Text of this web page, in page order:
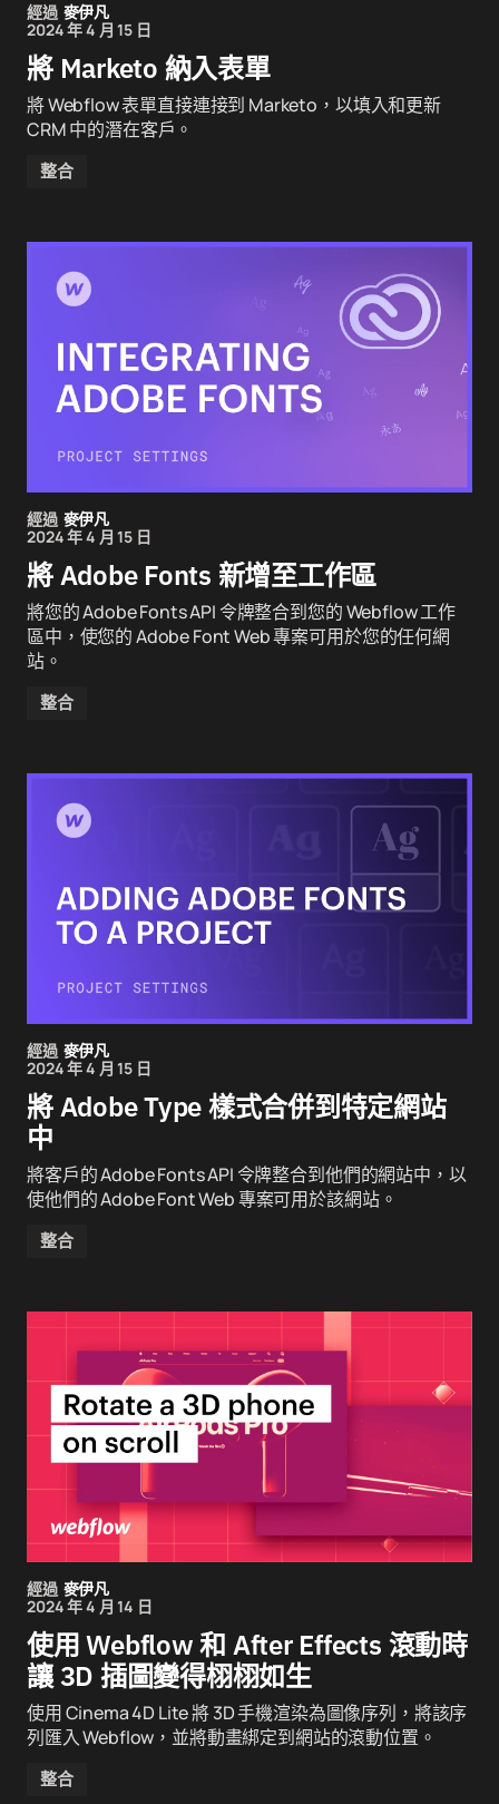
經過 麥伊凡
2024 年 4 月 15 日
將 Marketo 納入表單
將 Webflow 表單直接連接到 Marketo，以填入和更新
CRM 中的潛在客戶。
整合
經過 麥伊凡
2024 年 4 月 15 日
將 Adobe Fonts 新增至工作區
將您的 Adobe Fonts API 令牌整合到您的 Webflow 工作
區中，使您的 Adobe Font Web 專案可用於您的任何網
站。
整合
經過 麥伊凡
2024 年 4 月 15 日
將 Adobe Type 樣式合併到特定網站
中
將客戶的 Adobe Fonts API 令牌整合到他們的網站中，以
使他們的 Adobe Font Web 專案可用於該網站。
整合
經過 麥伊凡
2024 年 4 月 14 日
使用 Webflow 和 After Effects 滾動時
讓 3D 插圖變得栩栩如生
使用 Cinema 4D Lite 將 3D 手機渲染為圖像序列，將該序
列匯入 Webflow，並將動畫綁定到網站的滾動位置。
整合